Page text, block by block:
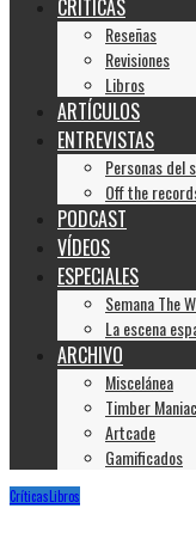
CRÍTICAS
Reseñas
Revisiones
Libros
ARTÍCULOS
ENTREVISTAS
Personas del
Off the
PODCAST
VÍDEOS
ESPECIALES
Semana The
La escena
ARCHIVO
Miscelánea
Timber
Artcade
Gamificados
CríticasLibros